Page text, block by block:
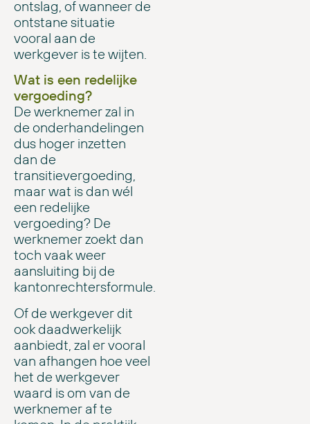
ontslag, of wanneer de
ontstane situatie
vooral aan de
werkgever is te wijten.
Wat is een redelijke
vergoeding?
De werknemer zal in
de onderhandelingen
dus hoger inzetten
dan de
transitievergoeding,
maar wat is dan wél
een redelijke
vergoeding? De
werknemer zoekt dan
toch vaak weer
aansluiting bij de
kantonrechtersformule.
Of de werkgever dit
ook daadwerkelijk
aanbiedt, zal er vooral
van afhangen hoe veel
het de werkgever
waard is om van de
werknemer af te